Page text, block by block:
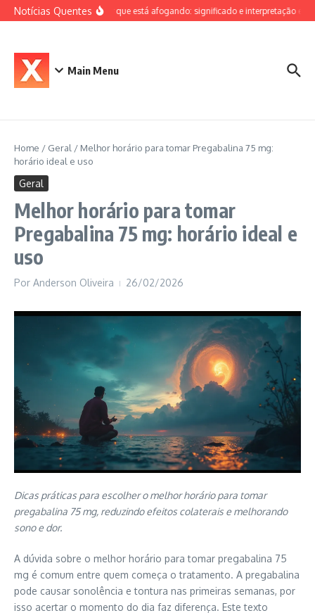
Ir para o conteúdo
Notícias QuentesSonhar que está afogando: significado e interpretação
Main Menu
Home / Geral / Melhor horário para tomar Pregabalina 75 mg:
horário ideal e uso
Geral
Melhor horário para tomar
Pregabalina 75 mg: horário ideal e
uso
Por Anderson Oliveira 26/02/2026
Dicas práticas para escolher o melhor horário para tomar
pregabalina 75 mg, reduzindo efeitos colaterais e melhorando
sono e dor.
A dúvida sobre o melhor horário para tomar pregabalina 75
mg é comum entre quem começa o tratamento. A pregabalina
pode causar sonolência e tontura nas primeiras semanas, por
isso acertar o momento do dia faz diferença. Este texto